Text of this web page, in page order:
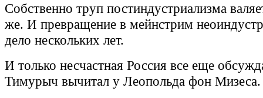
Собственно труп постиндустриализма
же. И превращение в мейнстрим
дело нескольких лет.
И только несчастная Россия все еще
Тимурыч вычитал у Леопольда фон Мизеса.